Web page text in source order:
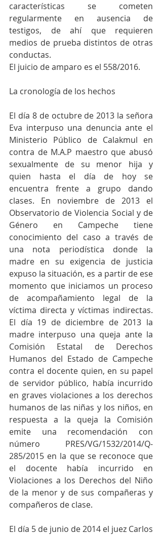
características se cometen
regularmente en ausencia de
testigos, de ahí que requieren
medios de prueba distintos de otras
conductas.
El juicio de amparo es el 558/2016.
La cronología de los hechos
El día 8 de octubre de 2013 la señora
Eva interpuso una denuncia ante el
Ministerio Público de Calakmul en
contra de M.A.P maestro que abusó
sexualmente de su menor hija y
quien hasta el día de hoy se
encuentra frente a grupo dando
clases. En noviembre de 2013 el
Observatorio de Violencia Social y de
Género en Campeche tiene
conocimiento del caso a través de
una nota periodística donde la
madre en su exigencia de justicia
expuso la situación, es a partir de ese
momento que iniciamos un proceso
de acompañamiento legal de la
víctima directa y víctimas indirectas.
El día 19 de diciembre de 2013 la
madre interpuso una queja ante la
Comisión Estatal de Derechos
Humanos del Estado de Campeche
contra el docente quien, en su papel
de servidor público, había incurrido
en graves violaciones a los derechos
humanos de las niñas y los niños, en
respuesta a la queja la Comisión
emite una recomendación con
número PRES/VG/1532/2014/Q-
285/2015 en la que se reconoce que
el docente había incurrido en
Violaciones a los Derechos del Niño
de la menor y de sus compañeras y
compañeros de clase.
El día 5 de junio de 2014 el juez Carlos